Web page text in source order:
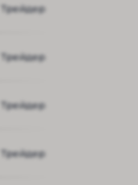
Трейдер
Трейдер
Трейдер
Трейдер